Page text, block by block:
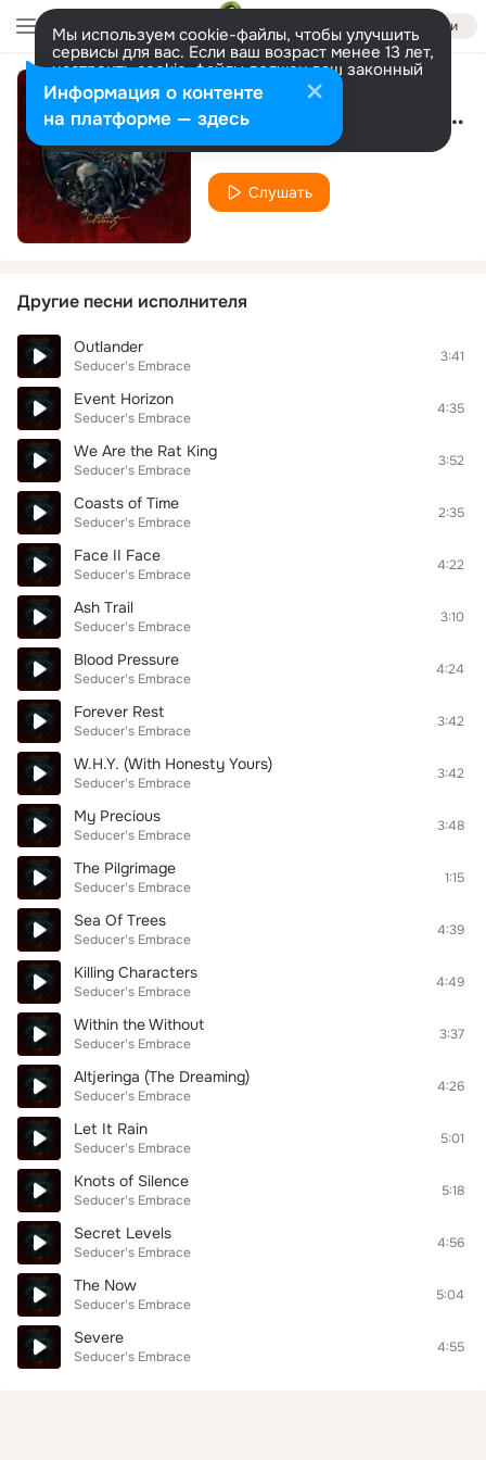
Войти
Мы используем cookie-файлы, чтобы улучшить
сервисы для вас. Если ваш возраст менее 13 лет,
настроить cookie-файлы должен ваш законный
представитель. Больше информации
Разрешить все Настроить Dead Flowers Valley (Instrumental)
Seducer's Embrace
Слушать
Другие песни исполнителя
Outlander
Seducer's Embrace
3:41
Event Horizon
Seducer's Embrace
4:35
We Are the Rat King
Seducer's Embrace
3:52
Coasts of Time
Seducer's Embrace
2:35
Face II Face
Seducer's Embrace
4:22
Ash Trail
Seducer's Embrace
3:10
Blood Pressure
Seducer's Embrace
4:24
Forever Rest
Seducer's Embrace
3:42
W.H.Y. (With Honesty Yours)
Seducer's Embrace
3:42
My Precious
Seducer's Embrace
3:48
The Pilgrimage
Seducer's Embrace
1:15
Sea Of Trees
Seducer's Embrace
4:39
Killing Characters
Seducer's Embrace
4:49
Within the Without
Seducer's Embrace
3:37
Altjeringa (The Dreaming)
Seducer's Embrace
4:26
Let It Rain
Seducer's Embrace
5:01
Knots of Silence
Seducer's Embrace
5:18
Secret Levels
Seducer's Embrace
4:56
The Now
Seducer's Embrace
5:04
Severe
Seducer's Embrace
4:55
Информация о контенте
на платформе — здесь